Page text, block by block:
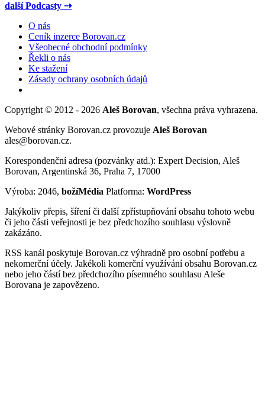
další Podcasty ⇢
O nás
Ceník inzerce Borovan.cz
Všeobecné obchodní podmínky
Řekli o nás
Ke stažení
Zásady ochrany osobních údajů
Copyright © 2012 - 2026 Aleš Borovan, všechna práva vyhrazena.
Webové stránky Borovan.cz provozuje Aleš Borovan
ales@borovan.cz.
Korespondenční adresa (pozvánky atd.): Expert Decision, Aleš
Borovan, Argentinská 36, Praha 7, 17000
Výroba: 2046, božíMédia Platforma: WordPress
Jakýkoliv přepis, šíření či další zpřístupňování obsahu tohoto webu
či jeho části veřejnosti je bez předchozího souhlasu výslovně
zakázáno.
RSS kanál poskytuje Borovan.cz výhradně pro osobní potřebu a
nekomerční účely. Jakékoli komerční využívání obsahu Borovan.cz
nebo jeho částí bez předchozího písemného souhlasu Aleše
Borovana je zapovězeno.